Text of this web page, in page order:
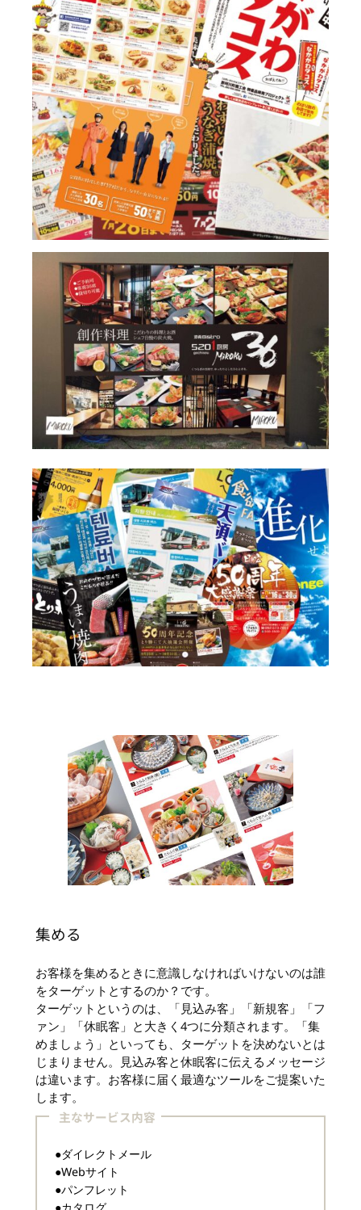
集める
お客様を集めるときに意識しなければいけないのは誰
をターゲットとするのか？です。
ターゲットというのは、「見込み客」「新規客」「フ
ァン」「休眠客」と大きく4つに分類されます。「集
めましょう」といっても、ターゲットを決めないとは
じまりません。見込み客と休眠客に伝えるメッセージ
は違います。お客様に届く最適なツールをご提案いた
します。
主なサービス内容
●ダイレクトメール
●Webサイト
●パンフレット